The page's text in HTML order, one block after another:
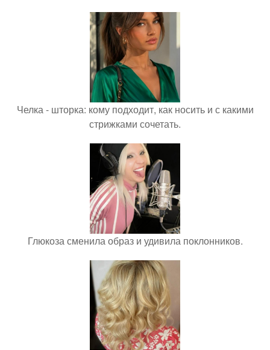
Челка - шторка: кому подходит, как носить и с какими
стрижками сочетать.
Глюкоза сменила образ и удивила поклонников.